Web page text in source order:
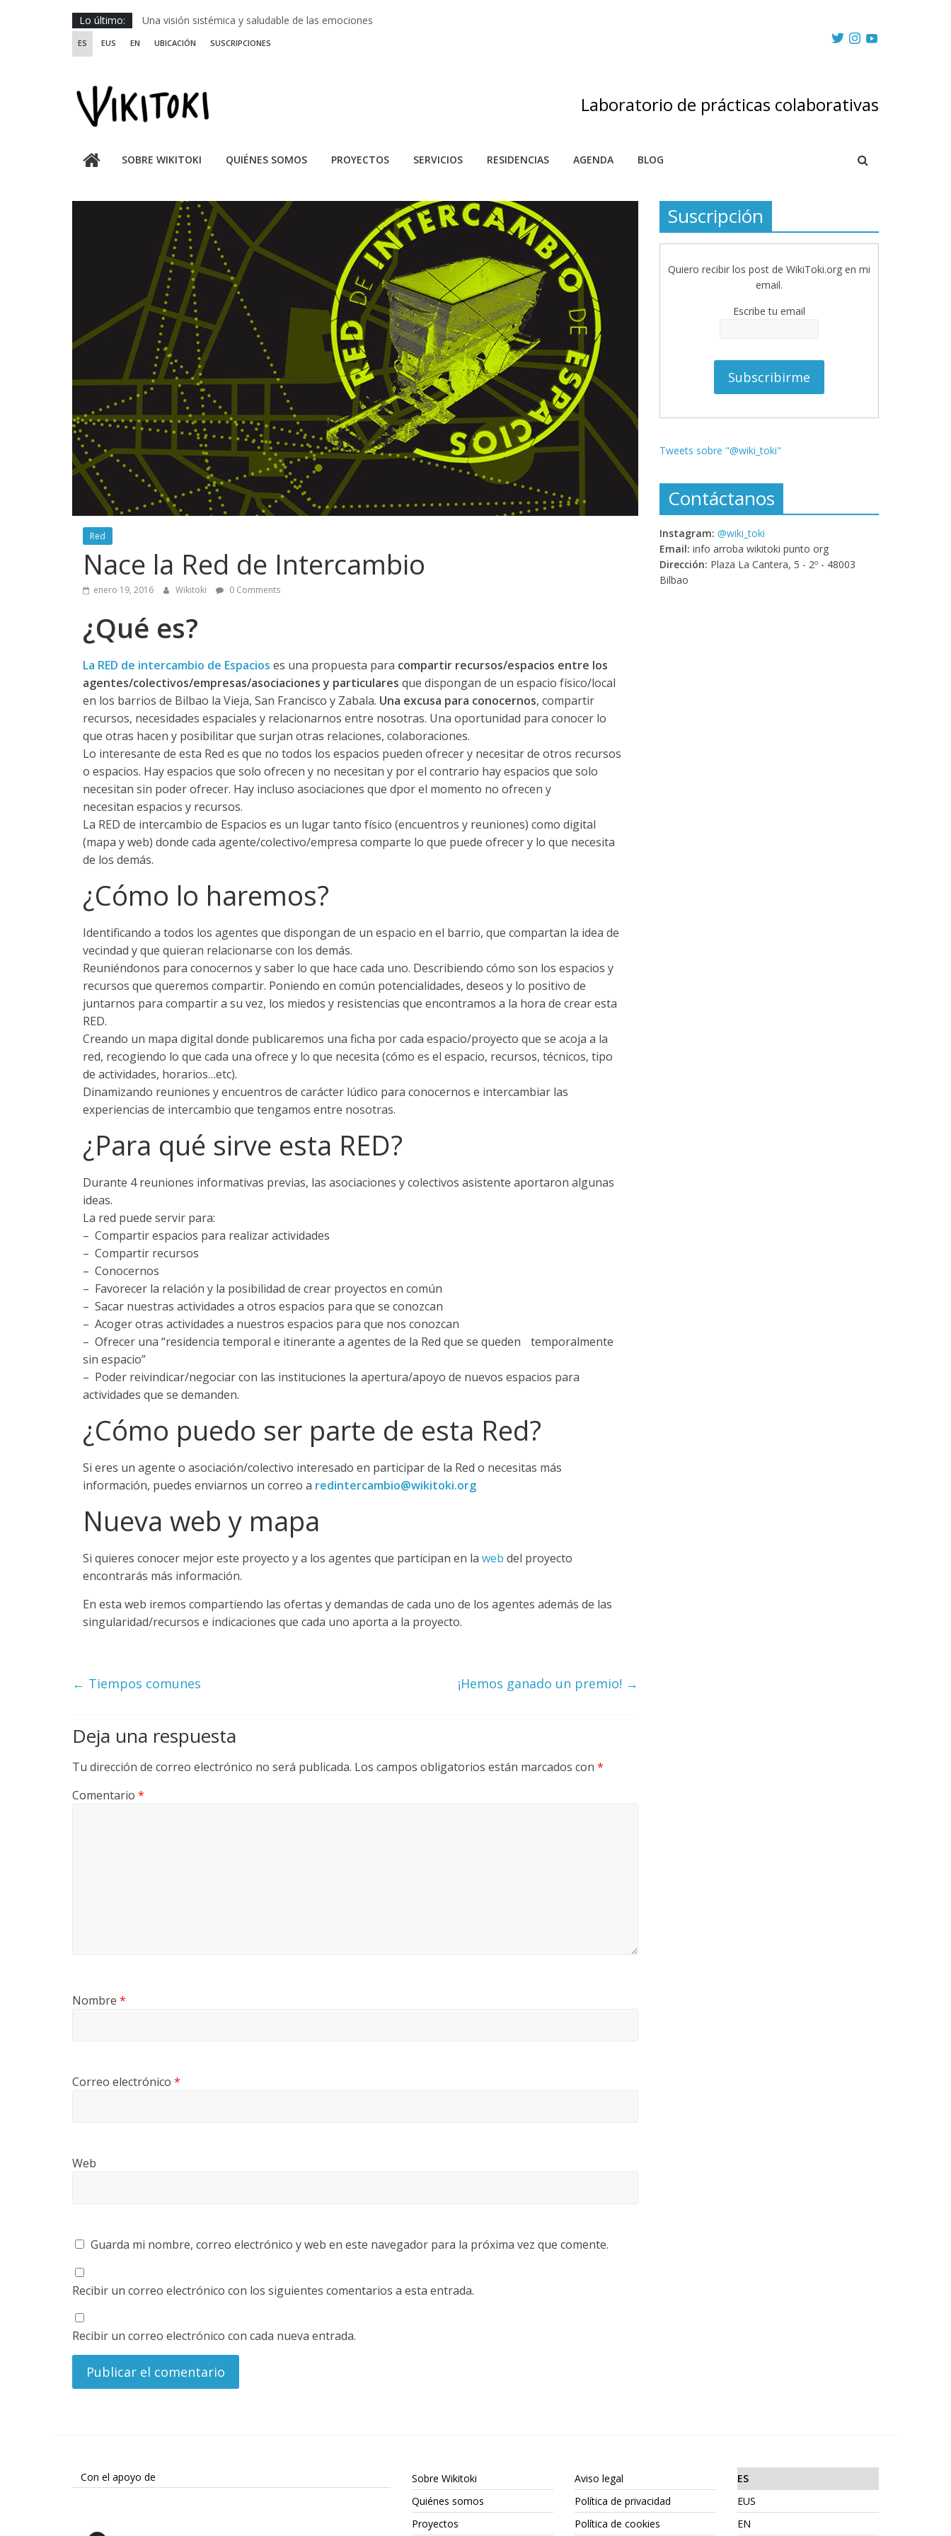
Saltar
contenido
Lo último:
Una visión sistémica y saludable de las emociones
Investigando y haciendo desde-con las artes
ES EUS EN UBICACIÓN SUSCRIPCIONES
Laboratorio de prácticas colaborativas
SOBRE WIKITOKI QUIÉNES SOMOS PROYECTOS SERVICIOS RESIDENCIAS AGENDA BLOG
Red
Nace la Red de Intercambio
enero 19, 2016 Wikitoki 0 Comments
¿Qué es?
La RED de intercambio de Espacios es una propuesta para compartir recursos/espacios entre los
agentes/colectivos/empresas/asociaciones y particulares que dispongan de un espacio físico/local
en los barrios de Bilbao la Vieja, San Francisco y Zabala. Una excusa para conocernos, compartir
recursos, necesidades espaciales y relacionarnos entre nosotras. Una oportunidad para conocer lo
que otras hacen y posibilitar que surjan otras relaciones, colaboraciones.
Lo interesante de esta Red es que no todos los espacios pueden ofrecer y necesitar de otros recursos
o espacios. Hay espacios que solo ofrecen y no necesitan y por el contrario hay espacios que solo
necesitan sin poder ofrecer. Hay incluso asociaciones que dpor el momento no ofrecen y
necesitan espacios y recursos.
La RED de intercambio de Espacios es un lugar tanto físico (encuentros y reuniones) como digital
(mapa y web) donde cada agente/colectivo/empresa comparte lo que puede ofrecer y lo que necesita
de los demás.
¿Cómo lo haremos?
Identificando a todos los agentes que dispongan de un espacio en el barrio, que compartan la idea de
vecindad y que quieran relacionarse con los demás.
Reuniéndonos para conocernos y saber lo que hace cada uno. Describiendo cómo son los espacios y
recursos que queremos compartir. Poniendo en común potencialidades, deseos y lo positivo de
juntarnos para compartir a su vez, los miedos y resistencias que encontramos a la hora de crear esta
RED.
Creando un mapa digital donde publicaremos una ficha por cada espacio/proyecto que se acoja a la
red, recogiendo lo que cada una ofrece y lo que necesita (cómo es el espacio, recursos, técnicos, tipo
de actividades, horarios…etc).
Dinamizando reuniones y encuentros de carácter lúdico para conocernos e intercambiar las
experiencias de intercambio que tengamos entre nosotras.
¿Para qué sirve esta RED?
Durante 4 reuniones informativas previas, las asociaciones y colectivos asistente aportaron algunas
ideas.
La red puede servir para:
– Compartir espacios para realizar actividades
– Compartir recursos
– Conocernos
– Favorecer la relación y la posibilidad de crear proyectos en común
– Sacar nuestras actividades a otros espacios para que se conozcan
– Acoger otras actividades a nuestros espacios para que nos conozcan
– Ofrecer una “residencia temporal e itinerante a agentes de la Red que se queden temporalmente
sin espacio”
– Poder reivindicar/negociar con las instituciones la apertura/apoyo de nuevos espacios para
actividades que se demanden.
¿Cómo puedo ser parte de esta Red?
Si eres un agente o asociación/colectivo interesado en participar de la Red o necesitas más
información, puedes enviarnos un correo a redintercambio@wikitoki.org
Nueva web y mapa
Si quieres conocer mejor este proyecto y a los agentes que participan en la web del proyecto
encontrarás más información.
En esta web iremos compartiendo las ofertas y demandas de cada uno de los agentes además de las
singularidad/recursos e indicaciones que cada uno aporta a la proyecto.
← Tiempos comunes ¡Hemos ganado un premio! →
Deja una respuesta
Tu dirección de correo electrónico no será publicada. Los campos obligatorios están marcados con *
Comentario *
Nombre *
Correo electrónico *
Web
Guarda mi nombre, correo electrónico y web en este navegador para la próxima vez que comente.
Recibir un correo electrónico con los siguientes comentarios a esta entrada.
Recibir un correo electrónico con cada nueva entrada.
Suscripción
Quiero recibir los post de WikiToki.org en mi
email.
Escribe tu email
Tweets sobre "@wiki_toki"
Contáctanos
Instagram: @wiki_toki
Email: info arroba wikitoki punto org
Dirección: Plaza La Cantera, 5 - 2º - 48003
Bilbao
Con el apoyo de
Sobre Wikitoki
Quiénes somos
Proyectos
Aviso legal
Política de privacidad
Política de cookies
ES
EUS
EN